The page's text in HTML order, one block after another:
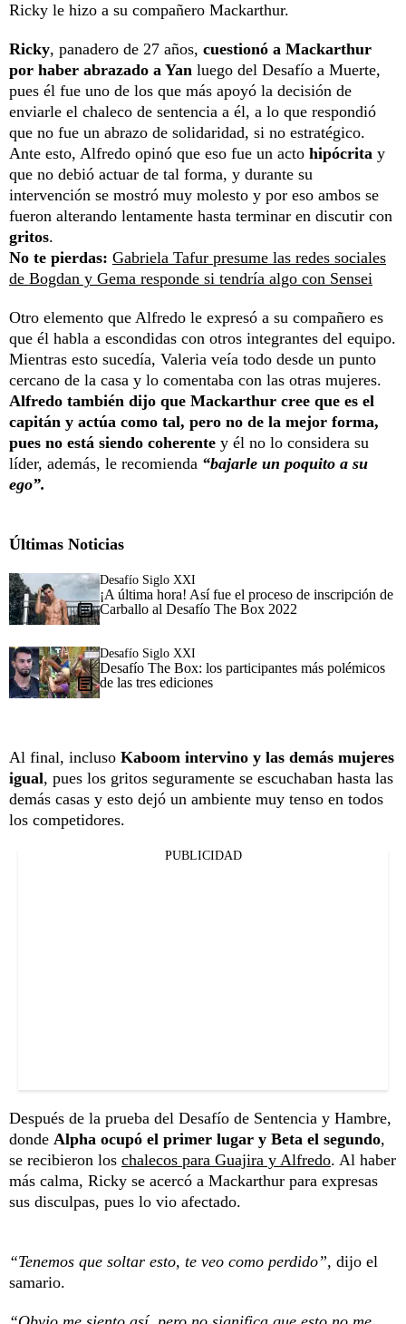
Ricky le hizo a su compañero Mackarthur.
Ricky, panadero de 27 años, cuestionó a Mackarthur
por haber abrazado a Yan luego del Desafío a Muerte,
pues él fue uno de los que más apoyó la decisión de
enviarle el chaleco de sentencia a él, a lo que respondió
que no fue un abrazo de solidaridad, si no estratégico.
Ante esto, Alfredo opinó que eso fue un acto hipócrita y
que no debió actuar de tal forma, y durante su
intervención se mostró muy molesto y por eso ambos se
fueron alterando lentamente hasta terminar en discutir con
gritos.
No te pierdas: Gabriela Tafur presume las redes sociales
de Bogdan y Gema responde si tendría algo con Sensei
Otro elemento que Alfredo le expresó a su compañero es
que él habla a escondidas con otros integrantes del equipo.
Mientras esto sucedía, Valeria veía todo desde un punto
cercano de la casa y lo comentaba con las otras mujeres.
Alfredo también dijo que Mackarthur cree que es el
capitán y actúa como tal, pero no de la mejor forma,
pues no está siendo coherente y él no lo considera su
líder, además, le recomienda “bajarle un poquito a su
ego”.
Últimas Noticias
Desafío Siglo XXI
¡A última hora! Así fue el proceso de inscripción de
Carballo al Desafío The Box 2022
Desafío Siglo XXI
Desafío The Box: los participantes más polémicos
de las tres ediciones
Al final, incluso Kaboom intervino y las demás mujeres
igual, pues los gritos seguramente se escuchaban hasta las
demás casas y esto dejó un ambiente muy tenso en todos
los competidores.
PUBLICIDAD
Después de la prueba del Desafío de Sentencia y Hambre,
donde Alpha ocupó el primer lugar y Beta el segundo,
se recibieron los chalecos para Guajira y Alfredo. Al haber
más calma, Ricky se acercó a Mackarthur para expresas
sus disculpas, pues lo vio afectado.
“Tenemos que soltar esto, te veo como perdido”, dijo el
samario.